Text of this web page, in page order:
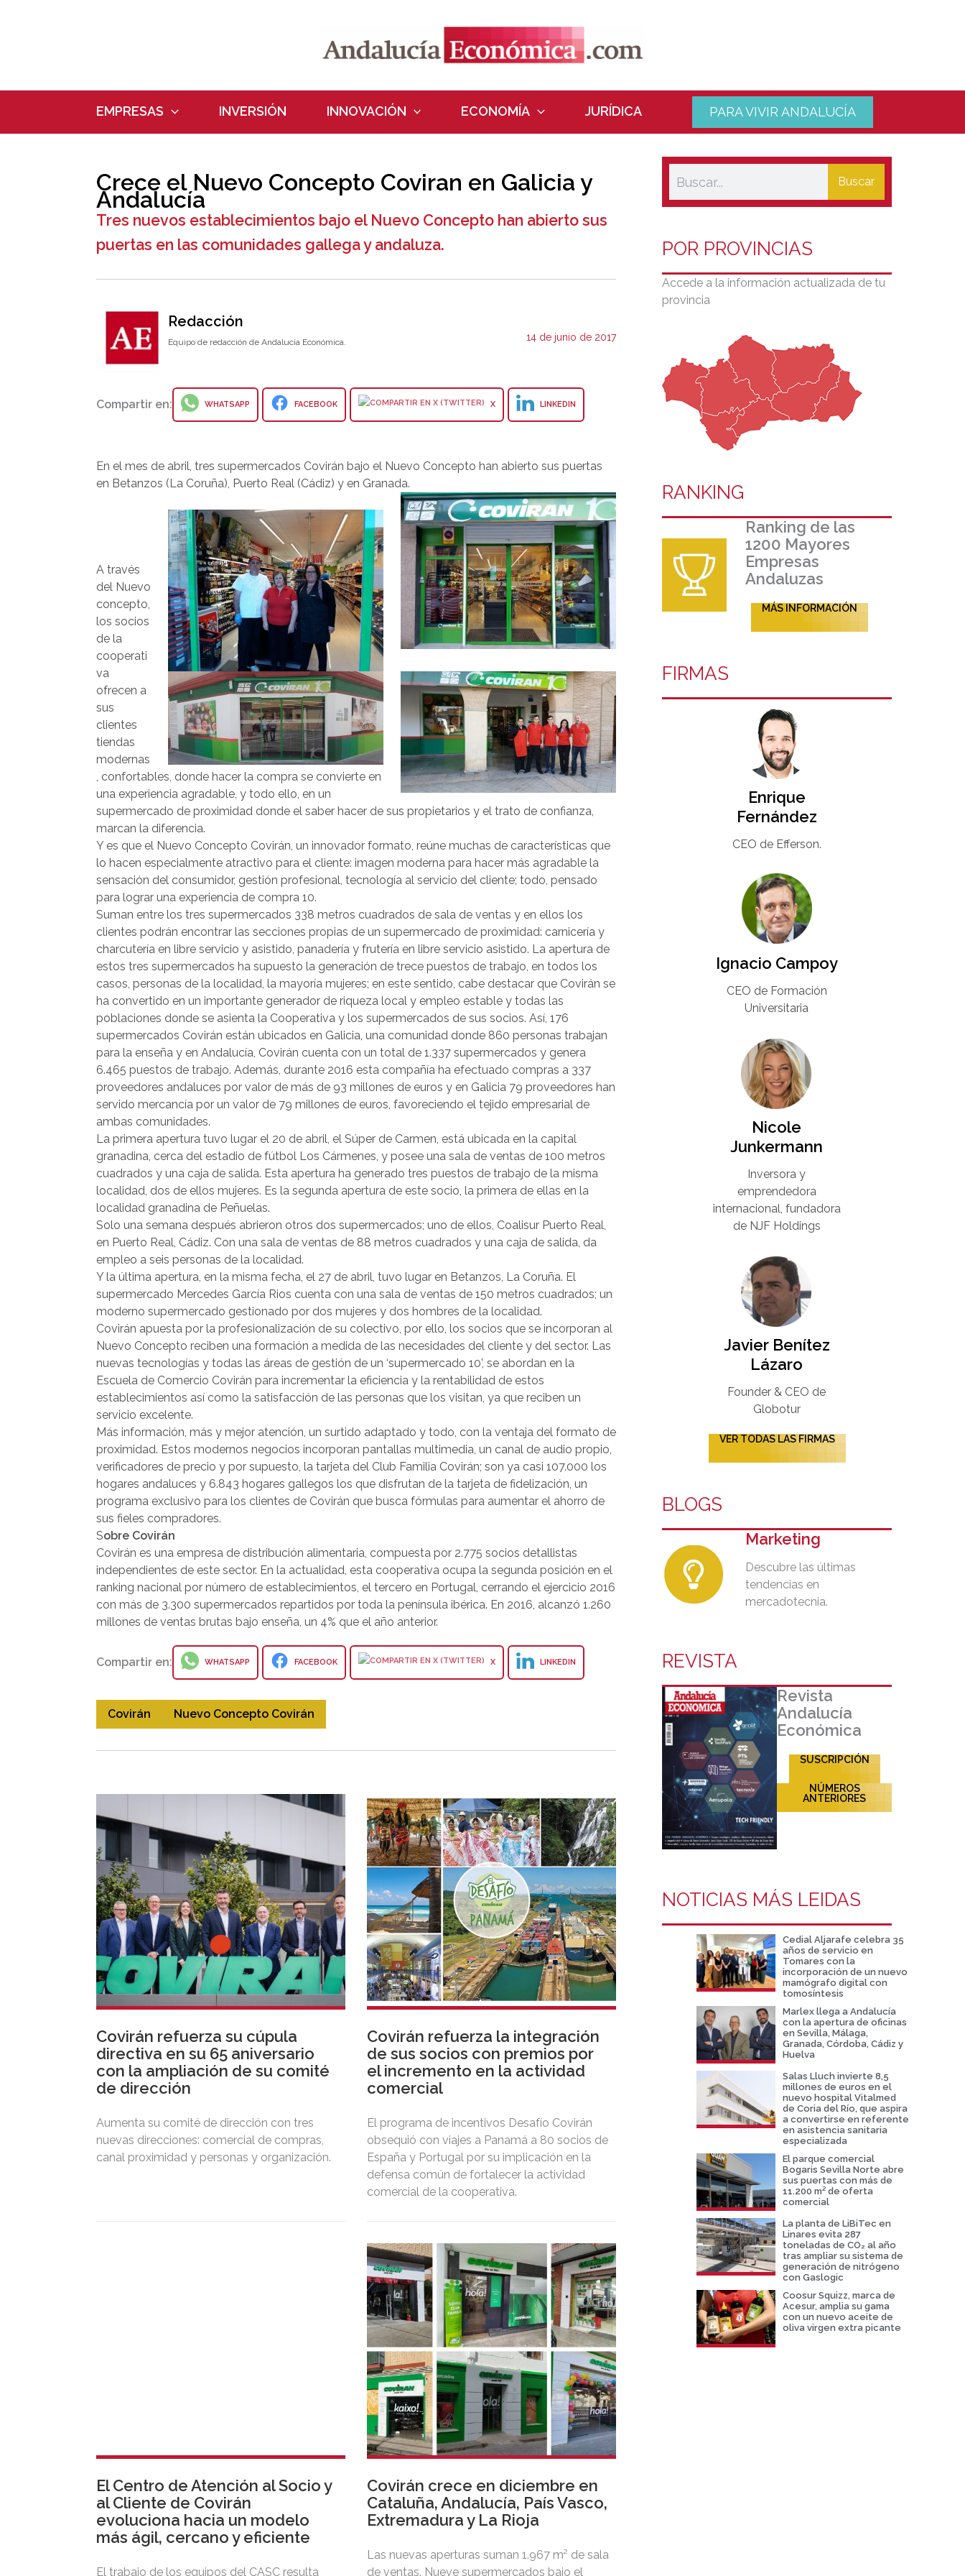
EMPRESAS INVERSIÓN INNOVACIÓN ECONOMÍA JURÍDICA PARA VIVIR ANDALUCÍA
Crece el Nuevo Concepto Coviran en Galicia y
Andalucía
Tres nuevos establecimientos bajo el Nuevo Concepto han abierto sus
puertas en las comunidades gallega y andaluza.
Redacción
Equipo de redacción de Andalucía Económica. 14 de junio de 2017
Compartir en: WHATSAPP FACEBOOK X LINKEDIN
En el mes de abril, tres supermercados Covirán bajo el Nuevo Concepto han abierto sus puertas
en Betanzos (La Coruña), Puerto Real (Cádiz) y en Granada.
A través
del Nuevo
concepto,
los socios
de la
cooperati
va
ofrecen a
sus
clientes
tiendas
modernas
, confortables, donde hacer la compra se convierte en
una experiencia agradable, y todo ello, en un
supermercado de proximidad donde el saber hacer de sus propietarios y el trato de confianza,
marcan la diferencia.
Y es que el Nuevo Concepto Covirán, un innovador formato, reúne muchas de características que
lo hacen especialmente atractivo para el cliente: imagen moderna para hacer más agradable la
sensación del consumidor, gestión profesional, tecnología al servicio del cliente; todo, pensado
para lograr una experiencia de compra 10.
Suman entre los tres supermercados 338 metros cuadrados de sala de ventas y en ellos los
clientes podrán encontrar las secciones propias de un supermercado de proximidad: carnicería y
charcutería en libre servicio y asistido, panadería y frutería en libre servicio asistido. La apertura de
estos tres supermercados ha supuesto la generación de trece puestos de trabajo, en todos los
casos, personas de la localidad, la mayoría mujeres; en este sentido, cabe destacar que Covirán se
ha convertido en un importante generador de riqueza local y empleo estable y todas las
poblaciones donde se asienta la Cooperativa y los supermercados de sus socios. Así, 176
supermercados Covirán están ubicados en Galicia, una comunidad donde 860 personas trabajan
para la enseña y en Andalucía, Covirán cuenta con un total de 1.337 supermercados y genera
6.465 puestos de trabajo. Además, durante 2016 esta compañía ha efectuado compras a 337
proveedores andaluces por valor de más de 93 millones de euros y en Galicia 79 proveedores han
servido mercancía por un valor de 79 millones de euros, favoreciendo el tejido empresarial de
ambas comunidades.
La primera apertura tuvo lugar el 20 de abril, el Súper de Carmen, está ubicada en la capital
granadina, cerca del estadio de fútbol Los Cármenes, y posee una sala de ventas de 100 metros
cuadrados y una caja de salida. Esta apertura ha generado tres puestos de trabajo de la misma
localidad, dos de ellos mujeres. Es la segunda apertura de este socio, la primera de ellas en la
localidad granadina de Peñuelas.
Solo una semana después abrieron otros dos supermercados; uno de ellos, Coalisur Puerto Real,
en Puerto Real, Cádiz. Con una sala de ventas de 88 metros cuadrados y una caja de salida, da
empleo a seis personas de la localidad.
Y la última apertura, en la misma fecha, el 27 de abril, tuvo lugar en Betanzos, La Coruña. El
supermercado Mercedes García Rios cuenta con una sala de ventas de 150 metros cuadrados; un
moderno supermercado gestionado por dos mujeres y dos hombres de la localidad.
Covirán apuesta por la profesionalización de su colectivo, por ello, los socios que se incorporan al
Nuevo Concepto reciben una formación a medida de las necesidades del cliente y del sector. Las
nuevas tecnologías y todas las áreas de gestión de un ‘supermercado 10’, se abordan en la
Escuela de Comercio Covirán para incrementar la eficiencia y la rentabilidad de estos
establecimientos así como la satisfacción de las personas que los visitan, ya que reciben un
servicio excelente.
Más información, más y mejor atención, un surtido adaptado y todo, con la ventaja del formato de
proximidad. Estos modernos negocios incorporan pantallas multimedia, un canal de audio propio,
verificadores de precio y por supuesto, la tarjeta del Club Familia Covirán; son ya casi 107.000 los
hogares andaluces y 6.843 hogares gallegos los que disfrutan de la tarjeta de fidelización, un
programa exclusivo para los clientes de Covirán que busca fórmulas para aumentar el ahorro de
sus fieles compradores.
Sobre Covirán
Covirán es una empresa de distribución alimentaria, compuesta por 2.775 socios detallistas
independientes de este sector. En la actualidad, esta cooperativa ocupa la segunda posición en el
ranking nacional por número de establecimientos, el tercero en Portugal, cerrando el ejercicio 2016
con más de 3.300 supermercados repartidos por toda la península ibérica. En 2016, alcanzó 1.260
millones de ventas brutas bajo enseña, un 4% que el año anterior.
Compartir en: WHATSAPP FACEBOOK X LINKEDIN
Covirán Nuevo Concepto Covirán
Covirán refuerza su cúpula
directiva en su 65 aniversario
con la ampliación de su comité
de dirección
Aumenta su comité de dirección con tres
nuevas direcciones: comercial de compras,
canal proximidad y personas y organización.
Covirán refuerza la integración
de sus socios con premios por
el incremento en la actividad
comercial
El programa de incentivos Desafío Covirán
obsequió con viajes a Panamá a 80 socios de
España y Portugal por su implicación en la
defensa común de fortalecer la actividad
comercial de la cooperativa.
El Centro de Atención al Socio y
al Cliente de Covirán
evoluciona hacia un modelo
más ágil, cercano y eficiente
El trabajo de los equipos del CASC resulta
Covirán crece en diciembre en
Cataluña, Andalucía, País Vasco,
Extremadura y La Rioja
Las nuevas aperturas suman 1.967 m² de sala
de ventas. Nueve supermercados bajo el
Buscar
POR PROVINCIAS
Accede a la información actualizada de tu
provincia
RANKING
Ranking de las
1200 Mayores
Empresas
Andaluzas
MÁS INFORMACIÓN
FIRMAS
Enrique
Fernández
CEO de Efferson.
Ignacio Campoy​
CEO de Formación
Universitaria​
Nicole
Junkermann​
Inversora y
emprendedora
internacional, fundadora
de NJF Holdings
Javier Benítez
Lázaro
Founder & CEO de
Globotur​
VER TODAS LAS FIRMAS
BLOGS
Marketing
Descubre las últimas
tendencias en
mercadotecnia.
REVISTA
Revista
Andalucía
Económica
SUSCRIPCIÓN
NÚMEROS
ANTERIORES
NOTICIAS MÁS LEIDAS
Cedial Aljarafe celebra 35
años de servicio en
Tomares con la
incorporación de un nuevo
mamógrafo digital con
tomosíntesis
Marlex llega a Andalucía
con la apertura de oficinas
en Sevilla, Málaga,
Granada, Córdoba, Cádiz y
Huelva
Salas Lluch invierte 8,5
millones de euros en el
nuevo hospital Vitalmed
de Coria del Río, que aspira
a convertirse en referente
en asistencia sanitaria
especializada
El parque comercial
Bogaris Sevilla Norte abre
sus puertas con más de
11.200 m² de oferta
comercial
La planta de LiBiTec en
Linares evita 287
toneladas de CO₂ al año
tras ampliar su sistema de
generación de nitrógeno
con Gaslogic
Coosur Squizz, marca de
Acesur, amplia su gama
con un nuevo aceite de
oliva virgen extra picante